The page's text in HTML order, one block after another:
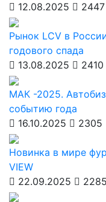
12.08.2025
2447
Рынок LCV в
годового спада
13.08.2025
2410
МАК -2025.
событию года
16.10.2025
2305
Новинка в мире
VIEW
22.09.2025
2285